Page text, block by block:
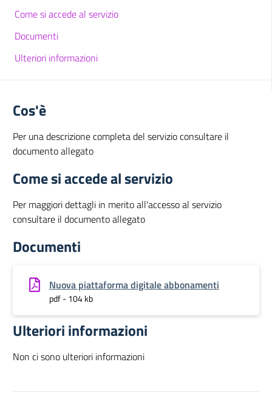
Come si accede al servizio
Documenti
Ulteriori informazioni
Cos'è
Per una descrizione completa del servizio consultare il
documento allegato
Come si accede al servizio
Per maggiori dettagli in merito all'accesso al servizio
consultare il documento allegato
Documenti
Nuova piattaforma digitale abbonamenti
pdf - 104 kb
Ulteriori informazioni
Non ci sono ulteriori informazioni